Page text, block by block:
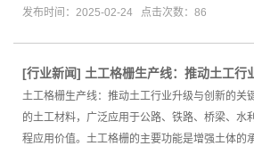
发布时间：2025-02-24 点击次数：86
[行业新闻] 土工格栅生产线：推动土工行
土工格栅生产线：推动土工行业升级与创新的关
的土工材料，广泛应用于公路、铁路、桥梁、水
程应用价值。土工格栅的主要功能是增强土体的